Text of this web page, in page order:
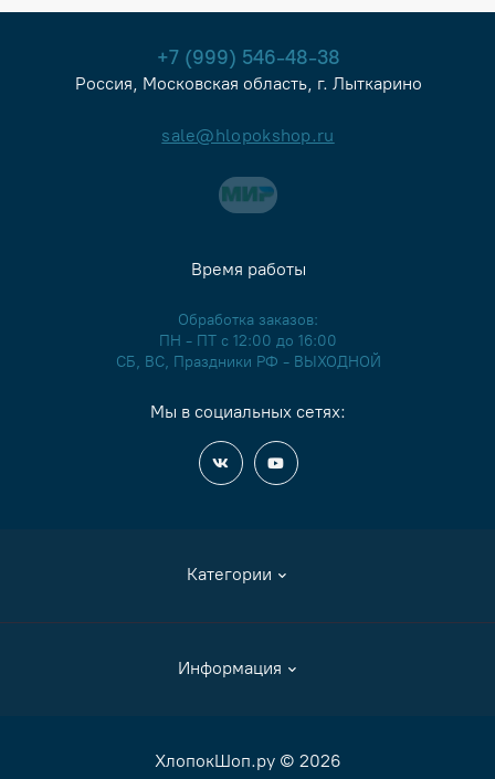
+7 (999) 546-48-38
Россия, Московская область, г. Лыткарино
sale@hlopokshop.ru
Категории
Аксессуары
Информация
Как сделать заказ
Время работы
Обработка заказов:
ПН - ПТ с 12:00 до 16:00
СБ, ВС, Праздники РФ - ВЫХОДНОЙ
Мы в социальных сетях:
ХлопокШоп.ру © 2026